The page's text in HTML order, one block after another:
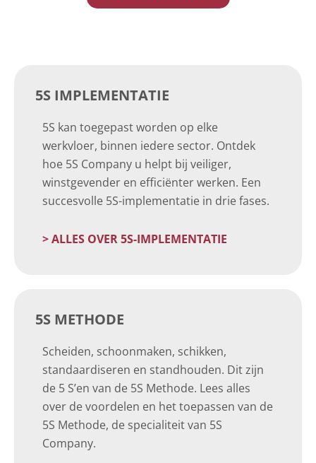
5S IMPLEMENTATIE
5S kan toegepast worden op elke
werkvloer, binnen iedere sector. Ontdek
hoe 5S Company u helpt bij veiliger,
winstgevender en efficiënter werken. Een
succesvolle 5S-implementatie in drie fases.
> ALLES OVER 5S-IMPLEMENTATIE
5S METHODE
Scheiden, schoonmaken, schikken,
standaardiseren en standhouden. Dit zijn
de 5 S’en van de 5S Methode. Lees alles
over de voordelen en het toepassen van de
5S Methode, de specialiteit van 5S
Company.